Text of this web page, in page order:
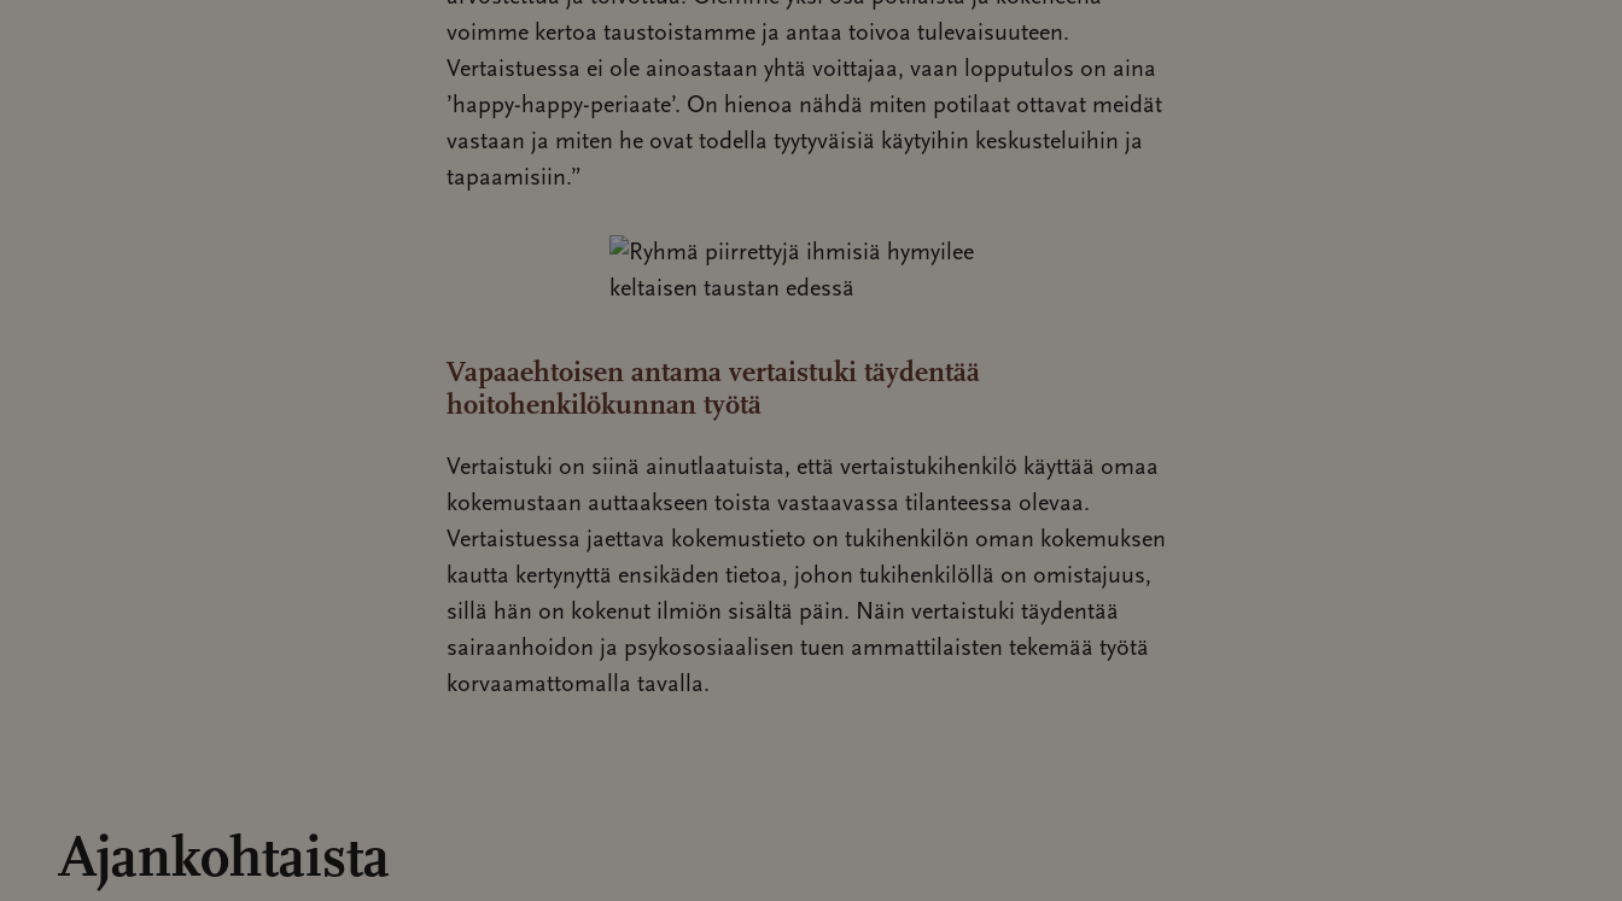
voimme kertoa taustoistamme ja antaa toivoa tulevaisuuteen.
Vertaistuessa ei ole ainoastaan yhtä voittajaa, vaan lopputulos on aina
’happy-happy-periaate’. On hienoa nähdä miten potilaat ottavat meidät
vastaan ja miten he ovat todella tyytyväisiä käytyihin keskusteluihin ja
tapaamisiin.”
Vapaaehtoisen antama vertaistuki täydentää
hoitohenkilökunnan työtä
Vertaistuki on siinä ainutlaatuista, että vertaistukihenkilö käyttää omaa
kokemustaan auttaakseen toista vastaavassa tilanteessa olevaa.
Vertaistuessa jaettava kokemustieto on tukihenkilön oman kokemuksen
kautta kertynyttä ensikäden tietoa, johon tukihenkilöllä on omistajuus,
sillä hän on kokenut ilmiön sisältä päin. Näin vertaistuki täydentää
sairaanhoidon ja psykososiaalisen tuen ammattilaisten tekemää työtä
korvaamattomalla tavalla.
Ajankohtaista